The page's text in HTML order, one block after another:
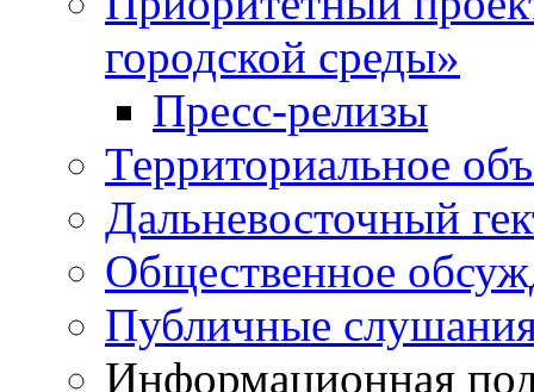
городской среды»
Пресс-релизы
Территориальное
Дальневосточный
Общественное
Публичные
Информационная